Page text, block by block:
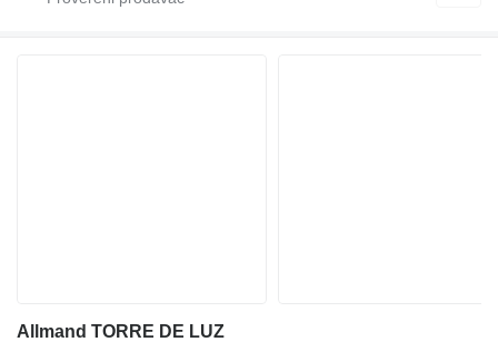
Allmand TORRE DE LUZ